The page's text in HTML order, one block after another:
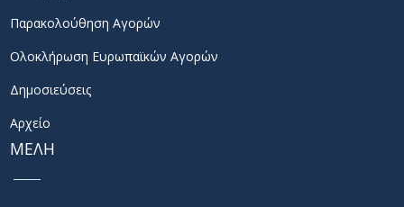
Παρακολούθηση Αγορών
Ολοκλήρωση Ευρωπαϊκών Αγορών
Δημοσιεύσεις
Αρχείο
ΜΕΛΗ